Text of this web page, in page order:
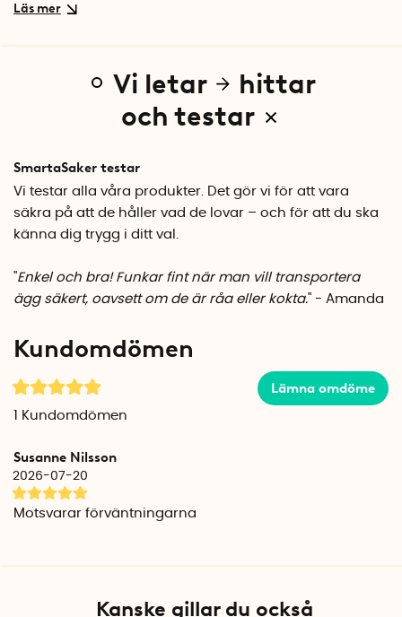
tynger ner i onödan, vilket är en fördel när du vill packa
Material: PP-plast
Mått, 2 ägg: Ca 16×8×7,5 cm
Antal per förpackning: 1
SmartaSaker testar
Vi testar alla våra produkter. Det gör vi för att vara
säkra på att de håller vad de lovar – och för att du ska
känna dig trygg i ditt val.
"Enkel och bra! Funkar fint när man vill transportera
ägg säkert, oavsett om de är råa eller kokta." - Amanda
Vi letar
hittar
och testar
Kundomdömen
Lämna omdöme
Kundomdömen
Susanne Nilsson
2026-07-20
Motsvarar förväntningarna
Kanske gillar du också